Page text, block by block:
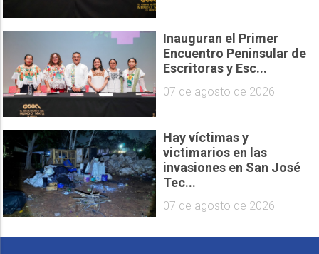
Inauguran el Primer
Encuentro Peninsular de
Escritoras y Esc...
07 de agosto de 2026
Hay víctimas y
victimarios en las
invasiones en San José
Tec...
07 de agosto de 2026